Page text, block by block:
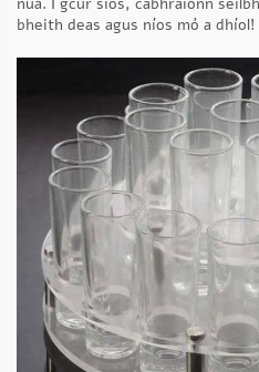
bheith deas agus níos mó a dhíol!